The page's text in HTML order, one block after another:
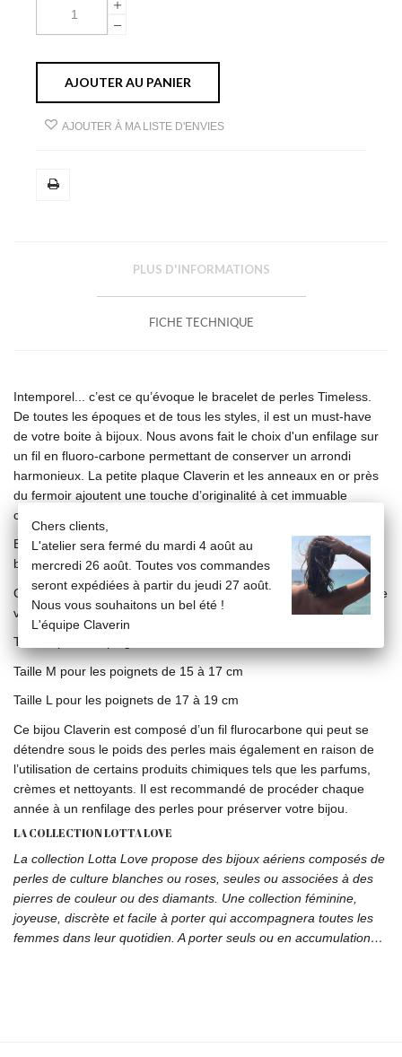
AJOUTER AU PANIER
AJOUTER À MA LISTE D'ENVIES
PLUS D'INFORMATIONS
FICHE TECHNIQUE
Intemporel... c’est ce qu’évoque le bracelet de perles Timeless.
De toutes les époques et de tous les styles, il est un must-have
de votre boite à bijoux. Nous avons fait le choix d'un enfilage sur
un fil en fluoro-carbone permettant de conserver un arrondi
harmonieux. La petite plaque Claverin et les anneaux en or près
du fermoir ajoutent une touche d’originalité à cet immuable
classique.
Bracelet en or jaune 18 carats composé de perles de cultures
blanches (∅ 6/ 6,5 mm) sur fil en fluoro-carbone.
Ce bracelet est disponible en trois tailles en fonction de la taille de
votre poignet :
Taille S pour les poignets de 13 à 15 cm
Taille M pour les poignets de 15 à 17 cm
Taille L pour les poignets de 17 à 19 cm
Ce bijou Claverin est composé d’un fil flurocarbone qui peut se
détendre sous le poids des perles mais également en raison de
l’utilisation de certains produits chimiques tels que les parfums,
crèmes et nettoyants. Il est recommandé de procéder chaque
année à un renfilage des perles pour préserver votre bijou.
LA COLLECTION LOTTA LOVE
La collection Lotta Love propose des bijoux aériens composés de
perles de culture blanches ou roses, seules ou associées à des
pierres de couleur ou des diamants. Une collection féminine,
joyeuse, discrète et facile à porter qui accompagnera toutes les
femmes dans leur quotidien. A porter seuls ou en accumulation…
Chers clients,
L'atelier sera fermé du mardi 4 août au
mercredi 26 août. Toutes vos commandes
seront expédiées à partir du jeudi 27 août.
Nous vous souhaitons un bel été !
L'équipe Claverin